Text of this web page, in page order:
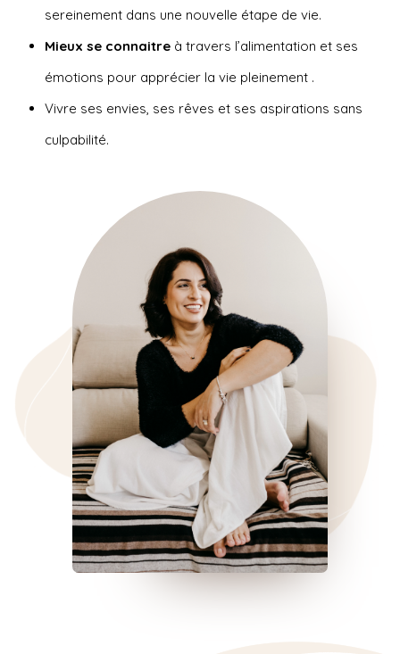
sereinement dans une nouvelle étape de vie.
Mieux se connaitre à travers l’alimentation et ses
émotions pour apprécier la vie pleinement .
Vivre ses envies, ses rêves et ses aspirations sans
culpabilité.